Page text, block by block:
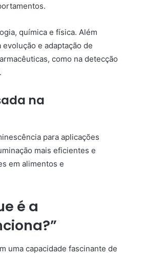
química e física. Além
e adaptação de
como na detecção
na
para aplicações
mais eficientes e
em alimentos e
é a
uma capacidade fascinante de